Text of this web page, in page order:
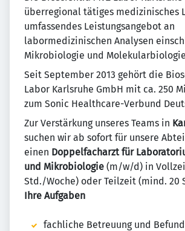
überregional tätiges medizinisches
umfassendes Leistungsangebot an
labormedizinischen Analysen
Mikrobiologie und
Seit September 2013 gehört die
Labor Karlsruhe GmbH mit ca. 250
zum Sonic Healthcare-Verbund
Zur Verstärkung unseres Teams in
suchen wir ab sofort für unsere
einen Doppelfacharzt für
und Mikrobiologie (m/w/d) in
Std./Woche) oder Teilzeit (mind. 20
Ihre Aufgaben
fachliche Betreuung und